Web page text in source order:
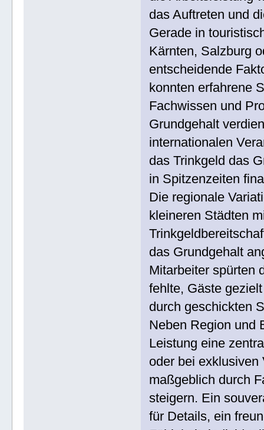
das Auftreten und
Gerade in
Kärnten, Salzburg
entscheidende
konnten erfahrene
Fachwissen und
Grundgehalt
internationalen
das Trinkgeld das
in Spitzenzeiten
Die regionale
kleineren Städten
das Grundgehalt
Mitarbeiter spürten
fehlte, Gäste
durch geschickten
Neben Region und
Leistung eine
oder bei exklusiven
maßgeblich durch
steigern. Ein
für Details, ein